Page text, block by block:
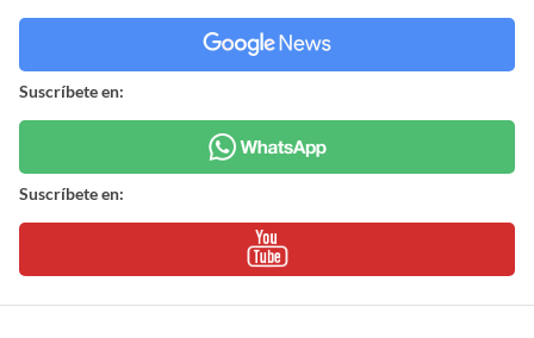
Suscríbete en:
Suscríbete en: